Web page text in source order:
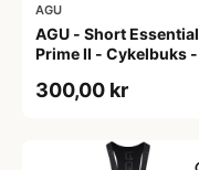
AGU
AGU - Short Essential
Prime II - Cykelbuks -
300,00 kr